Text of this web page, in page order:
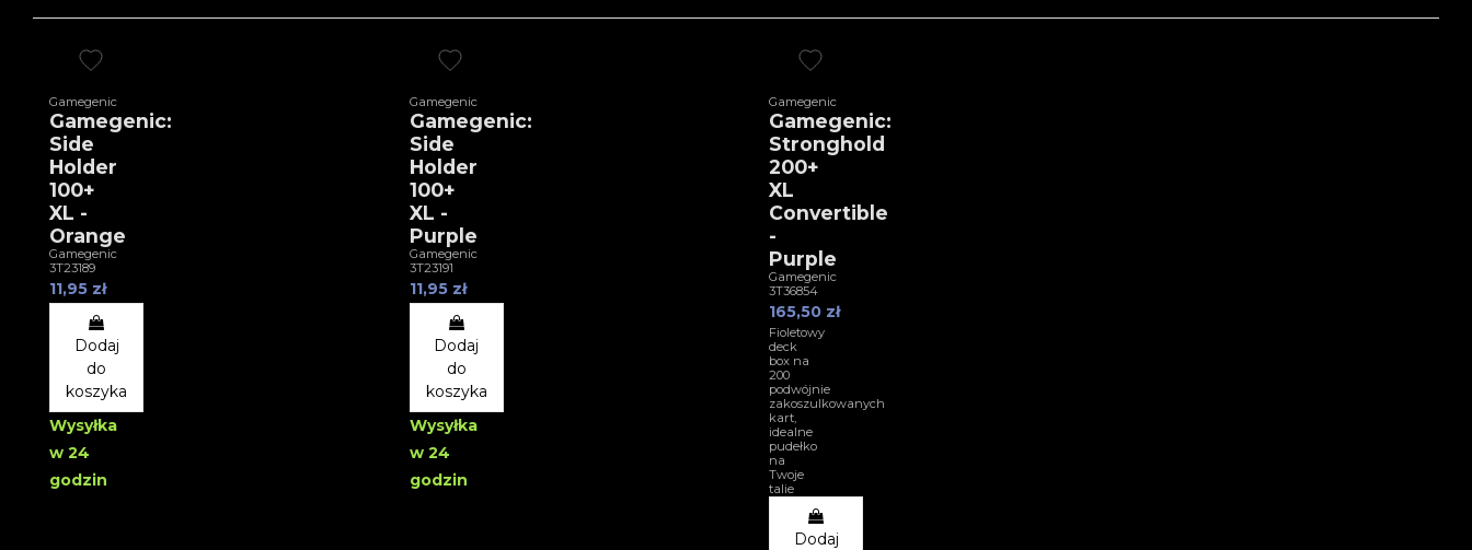
Gamegenic
Gamegenic:
Side
Holder
100+
XL -
Orange
Gamegenic
3T23189
11,95 zł
Dodaj
do
koszyka
Wysyłka
w 24
godzin
Gamegenic
Gamegenic:
Side
Holder
100+
XL -
Purple
Gamegenic
3T23191
11,95 zł
Dodaj
do
koszyka
Wysyłka
w 24
godzin
Gamegenic
Gamegenic:
Stronghold
200+
XL
Convertible
-
Purple
Gamegenic
3T36854
165,50 zł
Fioletowy
deck
box na
200
podwójnie
zakoszulkowanych
kart,
idealne
pudełko
na
Twoje
talie
Dodaj